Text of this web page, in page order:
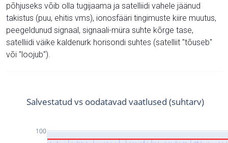
põhjuseks võib olla tugijaama ja satelliidi vahele jäänud
takistus (puu, ehitis vms), ionosfääri tingimuste kiire muutus,
peegeldunud signaal, signaali-müra suhte kõrge tase,
satelliidi väike kaldenurk horisondi suhtes (satelliit "tõuseb"
või "loojub").
100
Salvestatud vs oodatavad vaatlused (suhtarv)